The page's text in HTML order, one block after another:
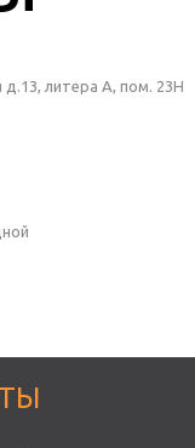
д.13, литера А, пом. 23Н